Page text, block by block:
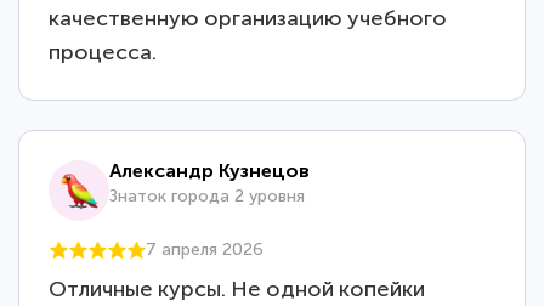
качественную организацию учебного
процесса.
Александр Кузнецов
Знаток города 2 уровня
7 апреля 2026
Отличные курсы. Не одной копейки